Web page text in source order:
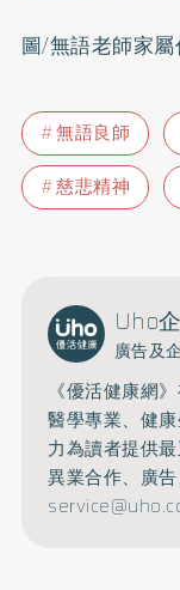
圖/無語老師家
無語良師
慈悲精神
Uho
廣告及
《優活健康網
醫學專業、健
力為讀者提供
異業合作、廣